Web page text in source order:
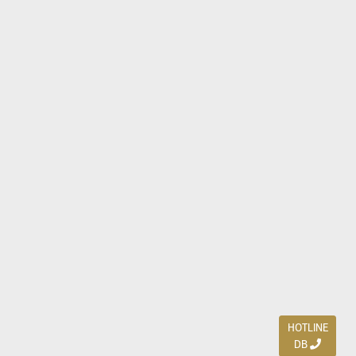
HOTLINE
DB